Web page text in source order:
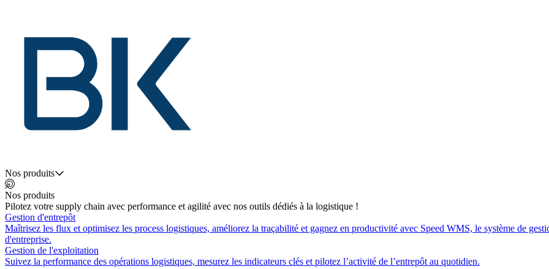
Nos produits
Nos produits
Pilotez votre supply chain avec performance et agilité avec nos outils dédiés à la logistique !
Gestion d'entrepôt
Maîtrisez les flux et optimisez les process logistiques, améliorez la traçabilité et gagnez en productivité avec Speed WMS, le système de
d'entreprise.
Gestion de l'exploitation
Suivez la performance des opérations logistiques, mesurez les indicateurs clés et pilotez l’activité de l’entrepôt au quotidien.